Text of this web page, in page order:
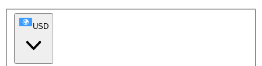
USD